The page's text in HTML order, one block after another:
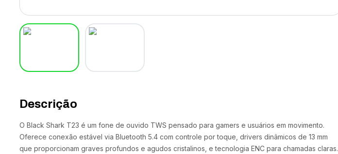
Descrição
O Black Shark T23 é um fone de ouvido TWS pensado para gamers e usuários em movimento.
Oferece conexão estável via Bluetooth 5.4 com controle por toque, drivers dinâmicos de 13 mm
que proporcionam graves profundos e agudos cristalinos, e tecnologia ENC para chamadas claras.